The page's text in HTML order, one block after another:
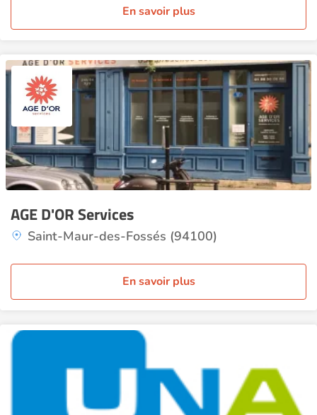
En savoir plus
AGE D'OR Services
Saint-Maur-des-Fossés (94100)
En savoir plus